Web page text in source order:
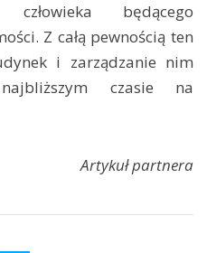
będącego
Z całą pewnością ten
i zarządzanie nim
czasie na
Artykuł partnera